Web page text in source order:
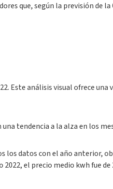
que, según la previsión de la
Este análisis visual ofrece una
tendencia a la alza en los
los datos con el año anterior,
el precio medio kwh fue de